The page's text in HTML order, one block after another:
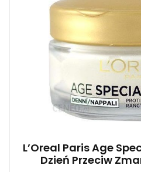
L’Oreal Paris Age
Dzień Przeciw